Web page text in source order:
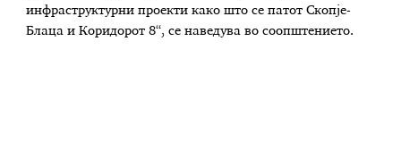
инфраструктурни проекти како што се патот Скопје-
Блаца и Коридорот 8“, се наведува во соопштението.